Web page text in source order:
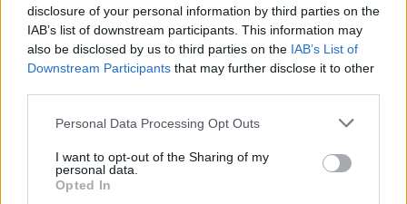
disclosure of your personal information by third parties on the
IAB’s list of downstream participants. This information may
also be disclosed by us to third parties on the IAB’s List of
Downstream Participants that may further disclose it to other
Please note that this website/app uses one or more Google
not limited to your visit or usage behaviour. You may click to
grant or deny consent to Google and its third-party tags to
use your data for below specified purposes in below Google
Personal Data Processing Opt Outs
I want to opt-out of the Sharing of my
personal data.
Opted In